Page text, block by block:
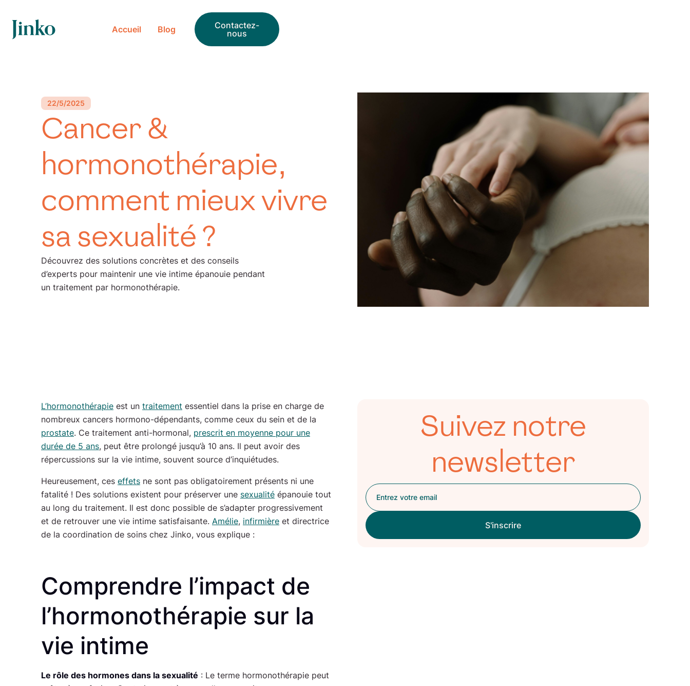
Accueil Blog
Contactez-
nous
22/5/2025
Cancer &
hormonothérapie,
comment mieux vivre
sa sexualité ?
Découvrez des solutions concrètes et des conseils
d’experts pour maintenir une vie intime épanouie pendant
un traitement par hormonothérapie.
L’hormonothérapie est un traitement essentiel dans la prise en charge de
nombreux cancers hormono-dépendants, comme ceux du sein et de la
prostate. Ce traitement anti-hormonal, prescrit en moyenne pour une
durée de 5 ans, peut être prolongé jusqu’à 10 ans. Il peut avoir des
répercussions sur la vie intime, souvent source d’inquiétudes.
Heureusement, ces effets ne sont pas obligatoirement présents ni une
fatalité ! Des solutions existent pour préserver une sexualité épanouie tout
au long du traitement. Il est donc possible de s’adapter progressivement
et de retrouver une vie intime satisfaisante. Amélie, infirmière et directrice
de la coordination de soins chez Jinko, vous explique :
Comprendre l’impact de
l’hormonothérapie sur la
vie intime
Le rôle des hormones dans la sexualité : Le terme hormonothérapie peut
Suivez notre
newsletter